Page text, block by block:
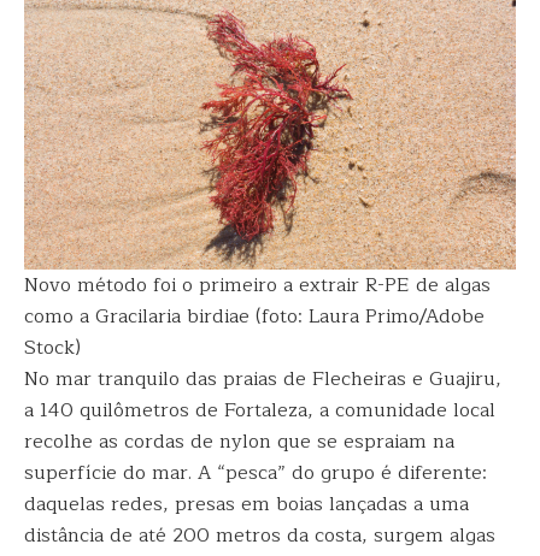
Novo método foi o primeiro a extrair R-PE de algas
como a Gracilaria birdiae (foto: Laura Primo/Adobe
Stock)
No mar tranquilo das praias de Flecheiras e Guajiru,
a 140 quilômetros de Fortaleza, a comunidade local
recolhe as cordas de nylon que se espraiam na
superfície do mar. A “pesca” do grupo é diferente:
daquelas redes, presas em boias lançadas a uma
distância de até 200 metros da costa, surgem algas